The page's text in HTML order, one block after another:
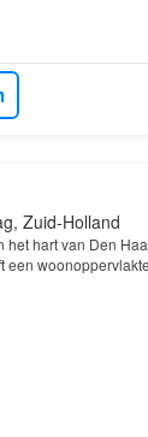
Zuid-Holland
hart van Den